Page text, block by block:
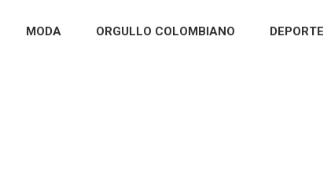
MODA ORGULLO COLOMBIANO DEPORTE